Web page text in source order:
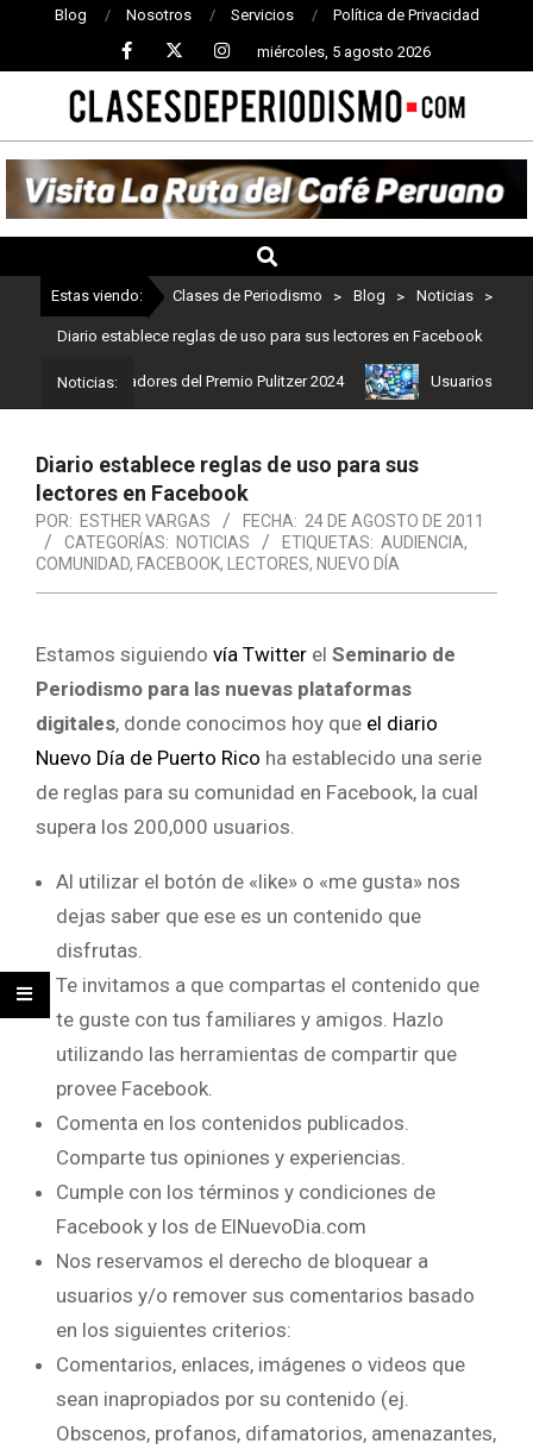
Blog Nosotros Servicios Política de Privacidad
miércoles, 5 agosto 2026
CLASES
DE
PERIODISMO
Estas viendo: Clases de Periodismo > Blog > Noticias >
Diario establece reglas de uso para sus lectores en Facebook
Noticias:
son los ganadores del Premio Pulitzer 2024 Usuarios de
Diario establece reglas de uso para sus
lectores en Facebook
POR: ESTHER VARGAS FECHA: 24 DE AGOSTO DE 2011
CATEGORÍAS: NOTICIAS ETIQUETAS: AUDIENCIA,
COMUNIDAD, FACEBOOK, LECTORES, NUEVO DÍA
Estamos siguiendo vía Twitter el Seminario de
Periodismo para las nuevas plataformas
digitales, donde conocimos hoy que el diario
Nuevo Día de Puerto Rico ha establecido una serie
de reglas para su comunidad en Facebook, la cual
supera los 200,000 usuarios.
Al utilizar el botón de «like» o «me gusta» nos
dejas saber que ese es un contenido que
disfrutas.
Te invitamos a que compartas el contenido que
te guste con tus familiares y amigos. Hazlo
utilizando las herramientas de compartir que
provee Facebook.
Comenta en los contenidos publicados.
Comparte tus opiniones y experiencias.
Cumple con los términos y condiciones de
Facebook y los de ElNuevoDia.com
Nos reservamos el derecho de bloquear a
usuarios y/o remover sus comentarios basado
en los siguientes criterios:
Comentarios, enlaces, imágenes o videos que
sean inapropiados por su contenido (ej.
Obscenos, profanos, difamatorios, amenazantes,